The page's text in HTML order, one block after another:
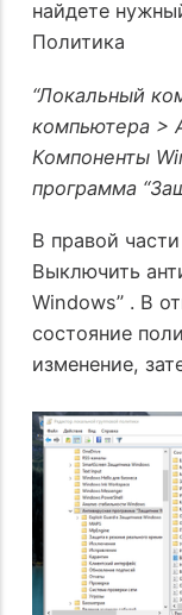
найдете
Политика
“Локальный
компьютера >
Компоненты
программа
В правой
Выключить
Windows” . В
состояние
изменение,